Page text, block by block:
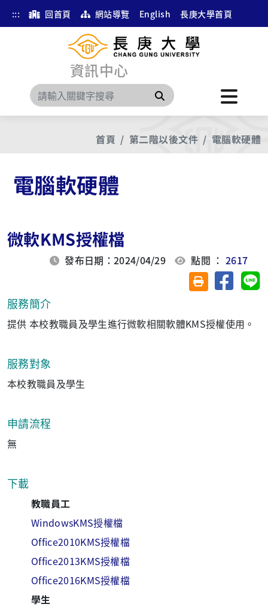
::: 回首頁 網站導覽 English 長庚大學首頁
資訊中心
搜尋
首頁 第二階以後文件 電腦軟硬體
電腦軟硬體
微軟KMS授權檔
發布日期：2024/04/29 點閱 ：2617
友善列印(另開視
分享至
服務簡介
提供 本校教職員及學生進行微軟相關軟體KMS授權使用。
服務對象
本校教職員及學生
申請流程
無
下載
教職員工
WindowsKMS授權檔
Office2010KMS授權檔
Office2013KMS授權檔
Office2016KMS授權檔
學生